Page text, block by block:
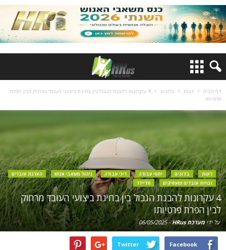
דף הבית דעות בלוגים
4 עקרונות להבנת הגבול בין בחינת ביצועי העובד מרחוק לבין הפרת
פרטיותו
דעות בלוגים יחסי עבודה דיני עבודה ניהול משאבי אנוש
הערכת עובדים
זכויות עובדים ומעסיקים
סליידר
4 עקרונות להבנת הגבול בין בחינת ביצועי העובד מרחוק
לבין הפרת פרטיותו
על ידי מערכת HRus -
06/05/2025
Facebook
Twitter